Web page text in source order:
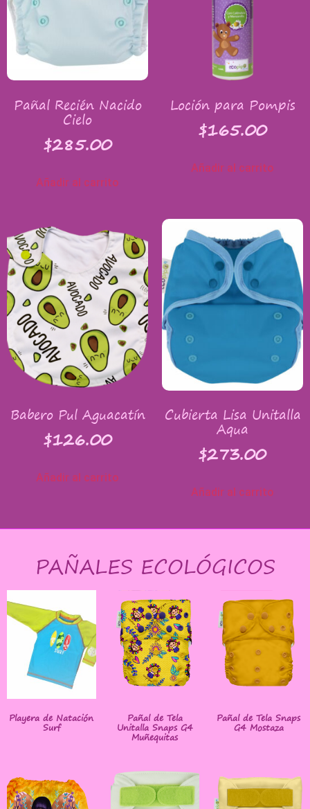
Pañal Recién Nacido
Cielo
$285.00
Añadir al carrito
Loción para Pompis
$165.00
Añadir al carrito
Babero Pul Aguacatín
$126.00
Añadir al carrito
Cubierta Lisa Unitalla
Aqua
$273.00
Añadir al carrito
PAÑALES ECOLÓGICOS
Playera de Natación
Surf
Pañal de Tela
Unitalla Snaps G4
Muñequitas
Pañal de Tela Snaps
G4 Mostaza